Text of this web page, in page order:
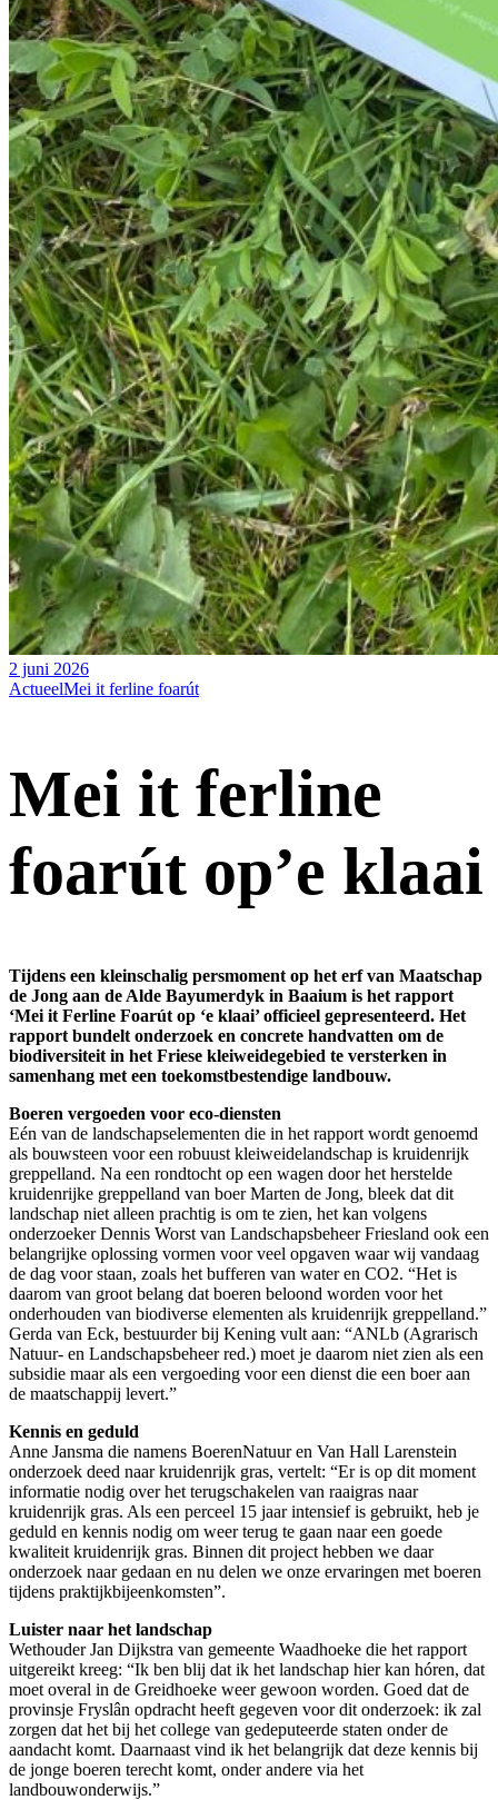
2 juni 2026
ActueelMei it ferline foarút
Mei it ferline
foarút op’e klaai
Tijdens een kleinschalig persmoment op het erf van Maatschap
de Jong aan de Alde Bayumerdyk in Baaium is het rapport
‘Mei it Ferline Foarút op ‘e klaai’ officieel gepresenteerd. Het
rapport bundelt onderzoek en concrete handvatten om de
biodiversiteit in het Friese kleiweidegebied te versterken in
samenhang met een toekomstbestendige landbouw.
Boeren vergoeden voor eco-diensten
Eén van de landschapselementen die in het rapport wordt genoemd
als bouwsteen voor een robuust kleiweidelandschap is kruidenrijk
greppelland. Na een rondtocht op een wagen door het herstelde
kruidenrijke greppelland van boer Marten de Jong, bleek dat dit
landschap niet alleen prachtig is om te zien, het kan volgens
onderzoeker Dennis Worst van Landschapsbeheer Friesland ook een
belangrijke oplossing vormen voor veel opgaven waar wij vandaag
de dag voor staan, zoals het bufferen van water en CO2. “Het is
daarom van groot belang dat boeren beloond worden voor het
onderhouden van biodiverse elementen als kruidenrijk greppelland.”
Gerda van Eck, bestuurder bij Kening vult aan: “ANLb (Agrarisch
Natuur- en Landschapsbeheer red.) moet je daarom niet zien als een
subsidie maar als een vergoeding voor een dienst die een boer aan
de maatschappij levert.”
Kennis en geduld
Anne Jansma die namens BoerenNatuur en Van Hall Larenstein
onderzoek deed naar kruidenrijk gras, vertelt: “Er is op dit moment
informatie nodig over het terugschakelen van raaigras naar
kruidenrijk gras. Als een perceel 15 jaar intensief is gebruikt, heb je
geduld en kennis nodig om weer terug te gaan naar een goede
kwaliteit kruidenrijk gras. Binnen dit project hebben we daar
onderzoek naar gedaan en nu delen we onze ervaringen met boeren
tijdens praktijkbijeenkomsten”.
Luister naar het landschap
Wethouder Jan Dijkstra van gemeente Waadhoeke die het rapport
uitgereikt kreeg: “Ik ben blij dat ik het landschap hier kan hóren, dat
moet overal in de Greidhoeke weer gewoon worden. Goed dat de
provinsje Fryslân opdracht heeft gegeven voor dit onderzoek: ik zal
zorgen dat het bij het college van gedeputeerde staten onder de
aandacht komt. Daarnaast vind ik het belangrijk dat deze kennis bij
de jonge boeren terecht komt, onder andere via het
landbouwonderwijs.”